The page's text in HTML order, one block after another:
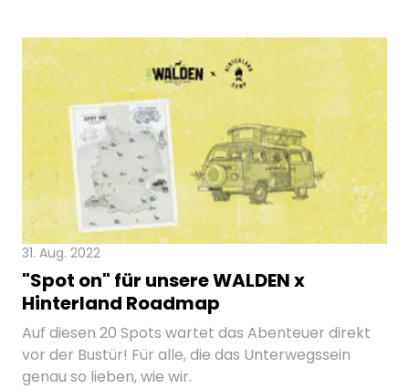
31. Aug. 2022
"Spot on" für unsere WALDEN x
Hinterland Roadmap
Auf diesen 20 Spots wartet das Abenteuer direkt
vor der Bustür! Für alle, die das Unterwegssein
genau so lieben, wie wir.